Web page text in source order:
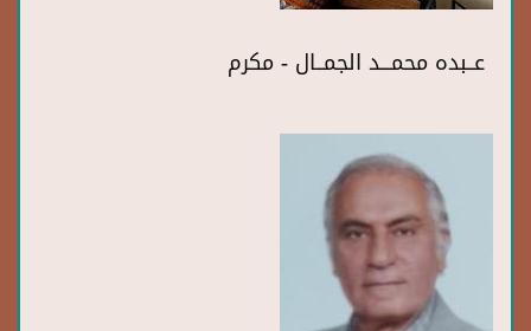
عــبده محمـــد الجمــال - مكرم